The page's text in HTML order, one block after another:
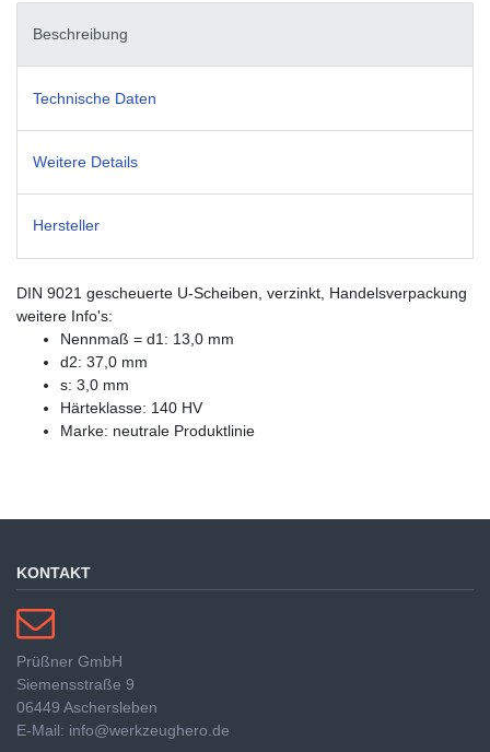
Beschreibung
Technische Daten
Weitere Details
Hersteller
DIN 9021 gescheuerte U-Scheiben, verzinkt, Handelsverpackung
weitere Info's:
Nennmaß = d1: 13,0 mm
d2: 37,0 mm
s: 3,0 mm
Härteklasse: 140 HV
Marke: neutrale Produktlinie
KONTAKT
Prüßner GmbH
Siemensstraße 9
06449 Aschersleben
E-Mail: info@werkzeughero.de